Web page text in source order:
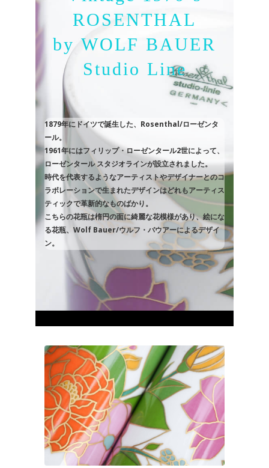
1879年にドイツで誕生した、Rosenthal/ローゼンタ
ール。
1961年にはフィリップ・ローゼンタール2世によって、
ローゼンタール スタジオラインが設立されました。
時代を代表するようなアーティストやデザイナーとのコ
ラボレーションで生まれたデザインはどれもアーティス
ティックで革新的なものばかり。
こちらの花瓶は楕円の面に綺麗な花模様があり、絵にな
る花瓶、Wolf Bauer/ウルフ・バウアーによるデザイ
ン。